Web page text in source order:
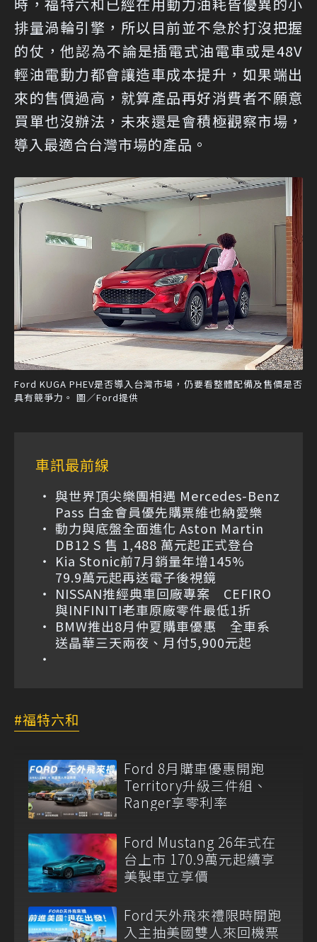
排量渦輪引擎，所以目前並不急於打沒把握
的仗，他認為不論是插電式油電車或是48V
輕油電動力都會讓造車成本提升，如果端出
來的售價過高，就算產品再好消費者不願意
買單也沒辦法，未來還是會積極觀察市場，
導入最適合台灣市場的產品。
Ford KUGA PHEV是否導入台灣市場，仍要看整體配備及售價是否
具有競爭力。 圖／Ford提供
車訊最前線
與世界頂尖樂團相遇 Mercedes-Benz
Pass 白金會員優先購票維也納愛樂
動力與底盤全面進化 Aston Martin
DB12 S 售 1,488 萬元起正式登台
Kia Stonic前7月銷量年增145%
79.9萬元起再送電子後視鏡
NISSAN推經典車回廠專案 CEFIRO
與INFINITI老車原廠零件最低1折
BMW推出8月仲夏購車優惠 全車系
送晶華三天兩夜、月付5,900元起
福特六和
Ford 8月購車優惠開跑
Territory升級三件組、
Ranger享零利率
Ford Mustang 26年式在
台上市 170.9萬元起續享
美製車立享價
Ford天外飛來禮限時開跑
入主抽美國雙人來回機票